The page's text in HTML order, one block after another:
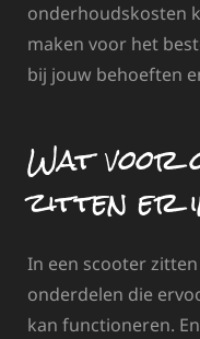
onderhoudskosten
maken voor het
bij jouw behoeften
Wat voor
zitten er
In een scooter
onderdelen die
kan functioneren.